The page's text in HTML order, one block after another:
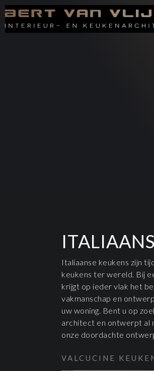
Italiaanse keukens zijn
keukens ter wereld. Bij
krijgt op ieder vlak het
vakmanschap en
uw woning. Bent u op
architect en ontwerpt al
onze doordachte
VALCUCINE